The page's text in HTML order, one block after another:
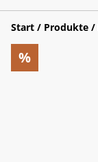
Start / Produkte /
%